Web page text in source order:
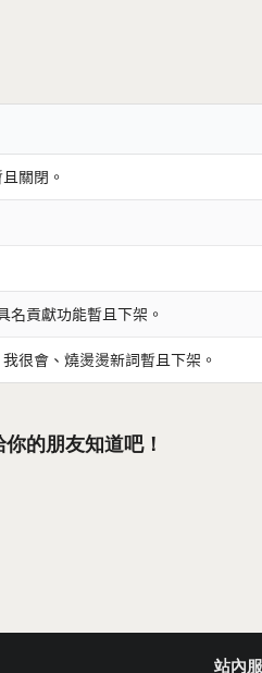
關閉。
名貢獻功能暫且下架。
很會、燒燙燙新詞暫且下架。
的朋友知道吧！
站內